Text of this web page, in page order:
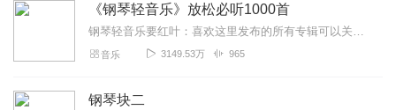
《钢琴轻音乐》放松必听1000首
钢琴轻音乐要红叶：喜欢这里发布的所有专辑可以关注主播喔，加油！《钢琴轻音乐》放松必听1000首，放松身心就听钢琴轻音乐！！！钢琴轻音乐创作结构简单、节奏明快、...
音乐 3149.53万 965
钢琴块二